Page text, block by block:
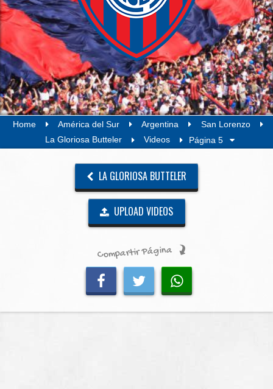
Home América del Sur Argentina
San Lorenzo
La Gloriosa Butteler
Videos Página 5
LA GLORIOSA BUTTELER
UPLOAD VIDEOS
Compartir Página